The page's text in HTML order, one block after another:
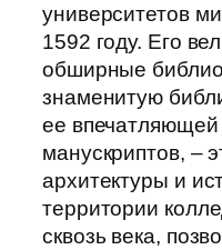
университетов
1592 году. Его
обширные
знаменитую
ее впечатляющей
манускриптов, –
архитектуры и
территории
сквозь века,